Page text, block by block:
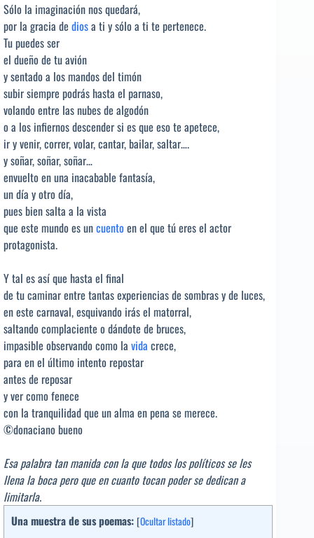
Sólo la imaginación nos quedará,
por la gracia de diosa ti y sólo a ti te pertenece.
Tu puedes ser
el dueño de tu avión
y sentado a los mandos del timón
subir siempre podrás hasta el parnaso,
volando entre las nubes de algodón
o a los infiernos descender si es que eso te apetece,
ir y venir, correr, volar, cantar, bailar, saltar….
y soñar, soñar, soñar…
envuelto en una inacabable fantasía,
un día y otro día,
pues bien salta a la vista
que este mundo es uncuento en el que tú eres el actor
protagonista.
Y tal es así que hasta el final
de tu caminar entre tantas experiencias de sombras y de luces,
en este carnaval, esquivando irás el matorral,
saltando complaciente o dándote de bruces,
impasible observando como la vida crece,
para en el último intento repostar
antes de reposar
y ver como fenece
con la tranquilidad que un alma en pena se merece.
©donaciano bueno
Esa palabra tan manida con la que todos los políticos se les
llena la boca pero que en cuanto tocan poder se dedican a
limitarla.
Una muestra de sus poemas: [Ocultar listado]